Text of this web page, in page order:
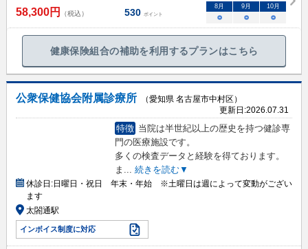
58,300円 （税込） 530 ポイント
8 月 9 月 10月
○ ○ ○
健康保険組合の補助を利用するプランはこちら
公衆保健協会附属診療所
（愛知県 名古屋市中村区）
更新日:2026.07.31
特徴 当院は半世紀以上の歴史を持つ健診専
門の医療施設です。
多くの検査データと経験を得ております。
ま
続きを読む▼
休診日:日曜日・祝日 年末・年始 ※土曜日は週によって変動がござい
ます
太閤通駅
インボイス制度に対応